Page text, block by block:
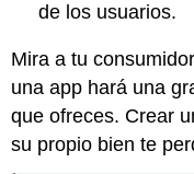
de los usuarios.
Mira a tu
una app hará una
que ofreces. Crear
su propio bien te